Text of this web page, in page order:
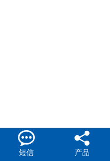

短信

产品